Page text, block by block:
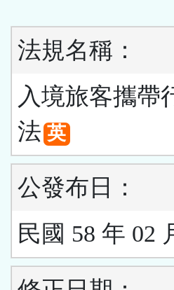
法規名稱：
入境旅客攜帶
法 英
公發布日：
民國 58 年 02